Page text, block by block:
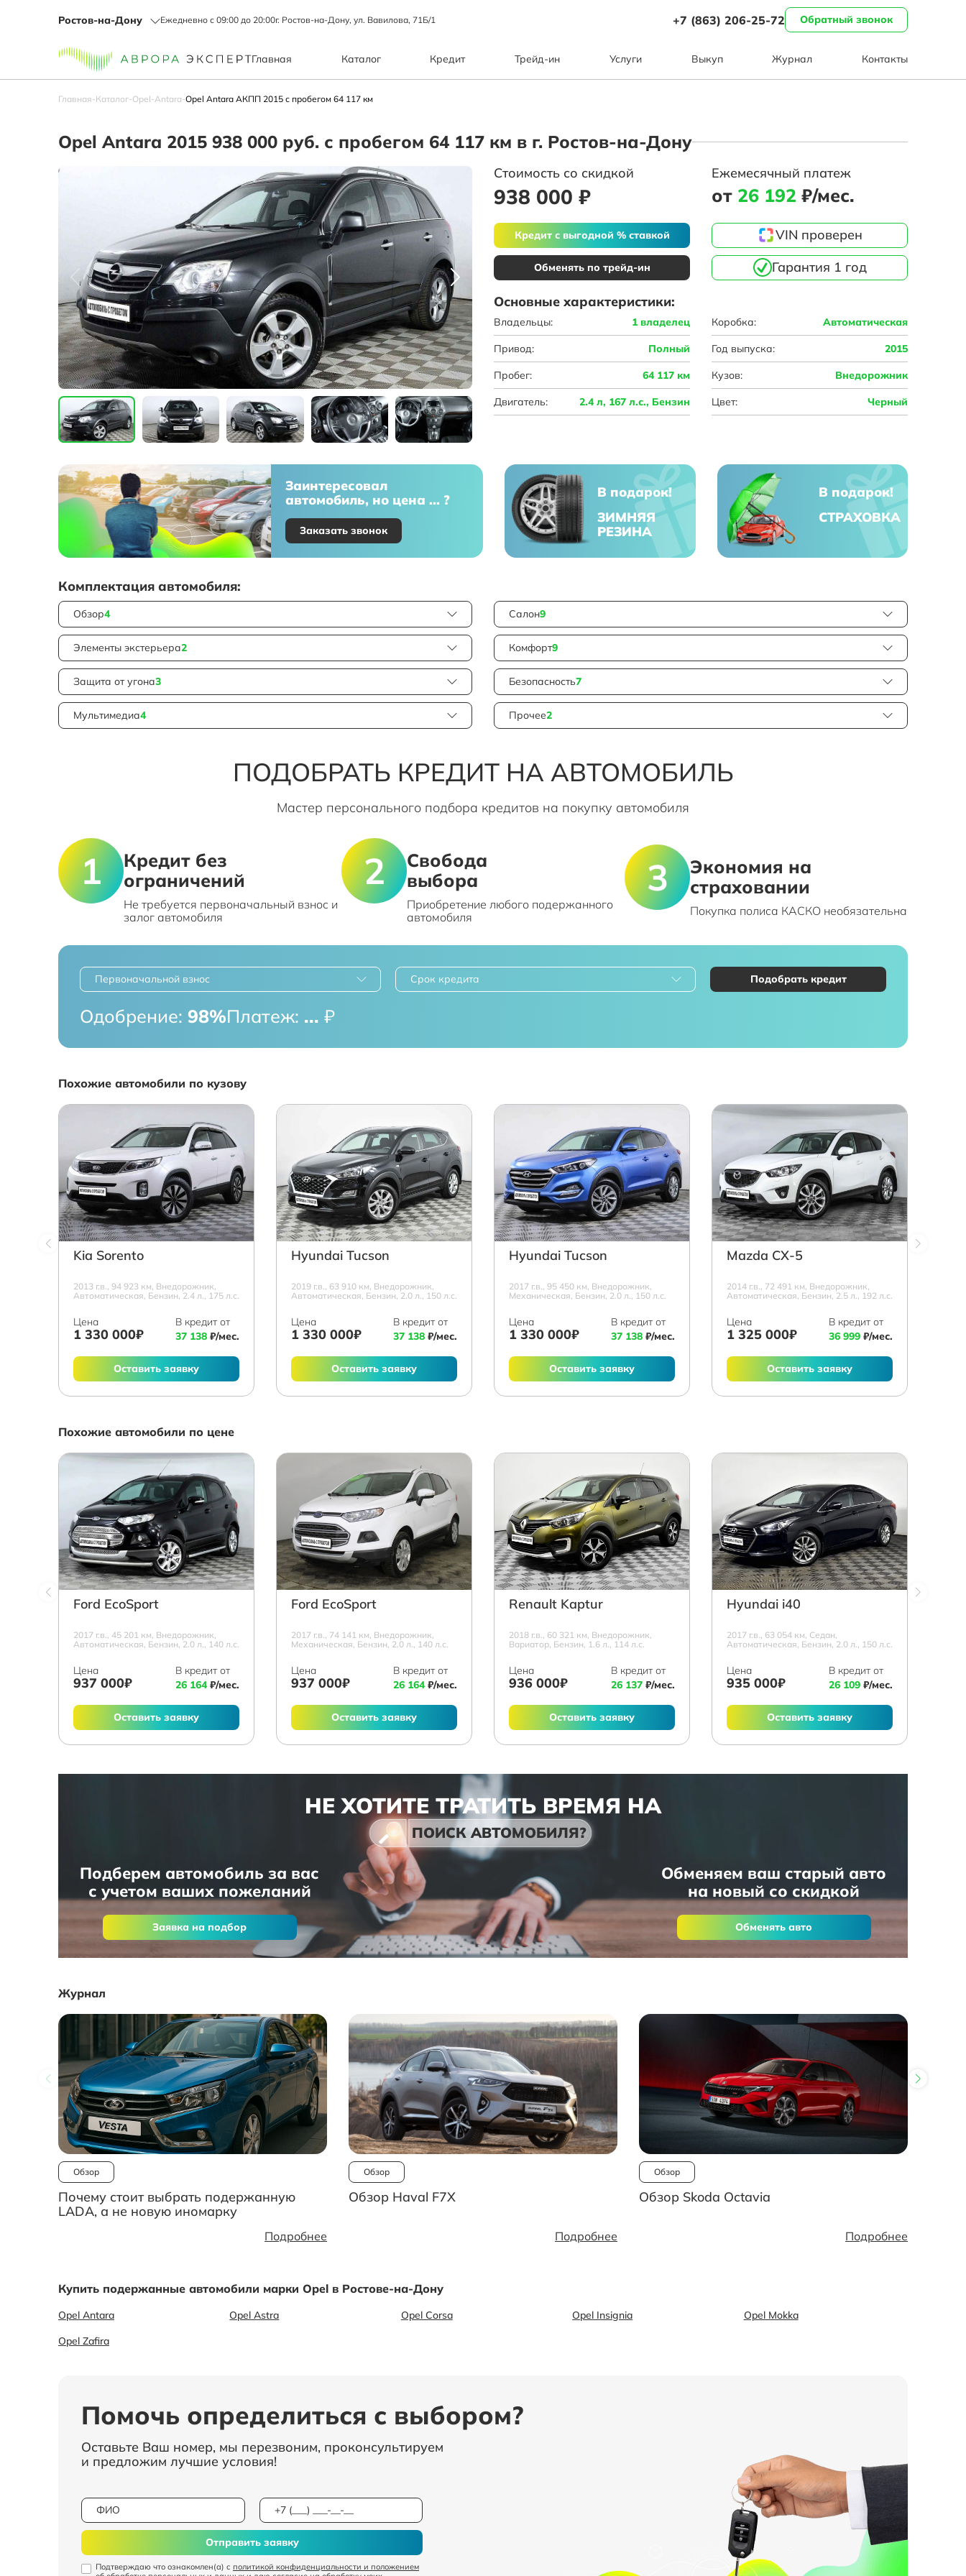
Ростов-на-Дону Ежедневно с 09:00 до 20:00г. Ростов-на-Дону, ул. Вавилова, 71Б/1 +7 (863) 206-25-72 Обратный звонок
Главная Каталог Кредит Трейд-ин Услуги Выкуп Журнал Контакты
Главная-Каталог-Opel-Antara-Opel Antara АКПП 2015 с пробегом 64 117 км
Opel Antara 2015 938 000 руб. с пробегом 64 117 км в г. Ростов-на-Дону
Стоимость со скидкой
938 000 ₽
Ежемесячный платеж
от 26 192 ₽/мес.
Кредит с выгодной % ставкой
Обменять по трейд-ин
VIN проверен
Гарантия 1 год
Основные характеристики:
Владельцы: 1 владелец Коробка: Автоматическая
Привод: Полный Год выпуска: 2015
Пробег: 64 117 км Кузов: Внедорожник
Двигатель: 2.4 л, 167 л.с., Бензин Цвет: Черный
Заинтересовал
автомобиль, но цена ... ?
Заказать звонок
В подарок!
ЗИМНЯЯ
РЕЗИНА
В подарок!
СТРАХОВКА
Комплектация автомобиля:
Обзор4
Элементы экстерьера2
Защита от угона3
Мультимедиа4
Салон9
Комфорт9
Безопасность7
Прочее2
ПОДОБРАТЬ КРЕДИТ НА АВТОМОБИЛЬ
Мастер персонального подбора кредитов на покупку автомобиля
Кредит без
ограничений
Не требуется первоначальный взнос и
залог автомобиля
Свобода
выбора
Приобретение любого подержанного
автомобиля
Экономия на
страховании
Покупка полиса КАСКО необязательна
Первоначальной взнос Срок кредита Подобрать кредит
Одобрение: 98%Платеж: ... ₽
Похожие автомобили по кузову
Kia Sorento
2013 г.в., 94 923 км, Внедорожник,
Автоматическая, Бензин, 2.4 л., 175 л.с.
Цена
1 330 000₽
В кредит от
37 138 ₽/мес.
Оставить заявку
Hyundai Tucson
2019 г.в., 63 910 км, Внедорожник,
Автоматическая, Бензин, 2.0 л., 150 л.с.
Цена
1 330 000₽
В кредит от
37 138 ₽/мес.
Оставить заявку
Hyundai Tucson
2017 г.в., 95 450 км, Внедорожник,
Механическая, Бензин, 2.0 л., 150 л.с.
Цена
1 330 000₽
В кредит от
37 138 ₽/мес.
Оставить заявку
Mazda СХ-5
2014 г.в., 72 491 км, Внедорожник,
Автоматическая, Бензин, 2.5 л., 192 л.с.
Цена
1 325 000₽
В кредит от
36 999 ₽/мес.
Оставить заявку
Похожие автомобили по цене
Ford EcoSport
2017 г.в., 45 201 км, Внедорожник,
Автоматическая, Бензин, 2.0 л., 140 л.с.
Цена
937 000₽
В кредит от
26 164₽/мес.
Оставить заявку
Ford EcoSport
2017 г.в., 74 141 км, Внедорожник,
Механическая, Бензин, 2.0 л., 140 л.с.
Цена
937 000₽
В кредит от
26 164₽/мес.
Оставить заявку
Renault Kaptur
2018 г.в., 60 321 км, Внедорожник,
Вариатор, Бензин, 1.6 л., 114 л.с.
Цена
936 000₽
В кредит от
26 137 ₽/мес.
Оставить заявку
Hyundai i40
2017 г.в., 63 054 км, Седан,
Автоматическая, Бензин, 2.0 л., 150 л.с.
Цена
935 000₽
В кредит от
26 109 ₽/мес.
Оставить заявку
НЕ ХОТИТЕ ТРАТИТЬ ВРЕМЯ НА
ПОИСК АВТОМОБИЛЯ?
Подберем автомобиль за вас
с учетом ваших пожеланий
Заявка на подбор
Обменяем ваш старый авто
на новый со скидкой
Обменять авто
Журнал
Обзор
Почему стоит выбрать подержанную
LADA, а не новую иномарку
Подробнее
Обзор
Обзор Haval F7X
Подробнее
Обзор
Обзор Skoda Octavia
Подробнее
Купить подержанные автомобили марки Opel в Ростове-на-Дону
Opel Antara Opel Astra Opel Corsa Opel Insignia
Opel Mokka
Opel Zafira
Помочь определиться с выбором?
Оставьте Ваш номер, мы перезвоним, проконсультируем
и предложим лучшие условия!
Подтверждаю что ознакомлен(а) с политикой конфиденциальности и положением
Отправить заявку